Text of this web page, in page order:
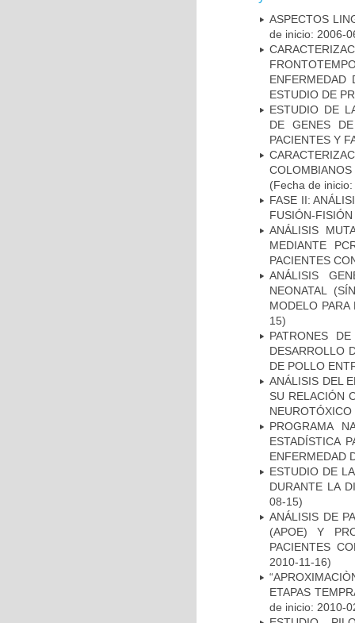
ASPECTOS
de inicio: 2006-
ENFERMEDAD
ESTUDIO DE
ESTUDIO DE
DE GENES
PACIENTES Y
(Fecha de
FASE II:
FUSIÓN-
ANÁLISIS
MEDIANTE
PACIENTES
ANÁLISIS
NEONATAL
MODELO
15)
PATRONES
DESARROLLO
DE POLLO
ANÁLISIS DEL
SU RELACIÓN
NEUROTÓXICO
PROGRAMA
ESTADÍSTICA
ENFERMEDAD
ESTUDIO DE
DURANTE LA
08-15)
ANÁLISIS DE
(APOE) Y
PACIENTES
2010-11-16)
ETAPAS
de inicio: 2010-